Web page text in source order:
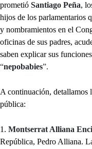
prometió Santiago Peña,
hijos de los parlamentarios
y nombramientos en el
oficinas de sus padres,
saben explicar sus
“nepobabies”.
A continuación, detallamos
pública:
1. Montserrat Alliana
República, Pedro Alliana.